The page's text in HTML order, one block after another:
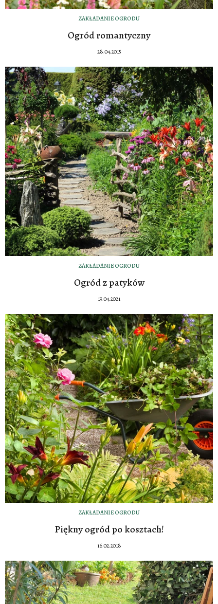
ZAKŁADANIE OGRODU
Ogród romantyczny
28.04.2015
ZAKŁADANIE OGRODU
Ogród z patyków
19.04.2021
ZAKŁADANIE OGRODU
Piękny ogród po kosztach!
16.02.2018